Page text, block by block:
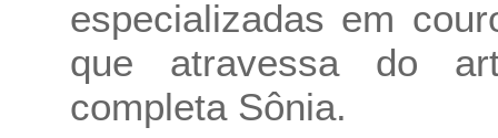
especializadas em
que atravessa do
completa Sônia.